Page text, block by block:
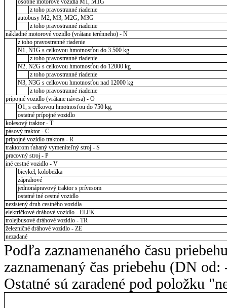
z toho pravostranné riadenie
autobusy M2, M3, M2G, M3G
z toho pravostranné riadenie
nákladné motorové vozidlo (vrátane terénneho) - N
z toho pravostranné riadenie
N1, N1G s celkovou hmotnosťou do 3 500 kg
z toho pravostranné riadenie
N2, N2G s celkovou hmotnosťou do 12000 kg
z toho pravostranné riadenie
N3, N3G s celkovou hmotnosťou nad 12000 kg
z toho pravostranné riadenie
prípojné vozidlo (vrátane návesa) - O
O1, s celkovou hmotnosťou do 750 kg,
ostatné prípojné vozidlo
kolesový traktor - T
pásový traktor - C
prípojné vozidlo traktora - R
traktorom ťahaný vymeniteľný stroj - S
pracovný stroj - P
iné cestné vozidlo - V
bicykel, kolobežka
záprahové
jednonápravový traktor s prívesom
ostatné iné cestné vozidlo
nezistený druh cestného vozidla
električkové dráhové vozidlo - ELEK
trolejbusové dráhové vozidlo - TR
železničné dráhové vozidlo - ZE
nezadané
Podľa zaznamenaného času
zaznamenaný čas priebehu (DN
Ostatné sú zaradené pod položku